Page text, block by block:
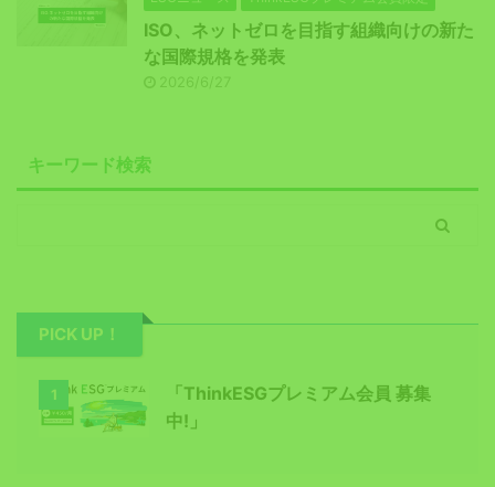
ISO、ネットゼロを目指す組織向けの新た
な国際規格を発表
2026/6/27
キーワード検索
PICK UP！
1
「ThinkESGプレミアム会員 募集
中!」